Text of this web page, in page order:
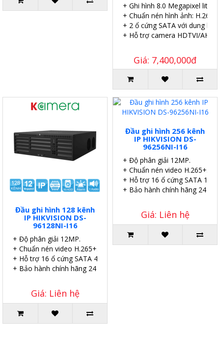
+ Ghi hình 8.0 Megapixel lite 8
+ Chuẩn nén hình ảnh: H.265
+ 2 ổ cứng SATA với dung
+ Hỗ trợ camera HDTVI/AHD/
Giá: 7,400,000đ
Đầu ghi hình 128 kênh
IP HIKVISION DS-
96128NI-I16
+ Độ phân giải 12MP.
+ Chuẩn nén video H.265+.
+ Hỗ trợ 16 ổ cứng SATA 4TB.
+ Bảo hành chính hãng 24 tháng.
Giá: Liên hệ
Đầu ghi hình 256 kênh
IP HIKVISION DS-
96256NI-I16
+ Độ phân giải 12MP.
+ Chuẩn nén video H.265+.
+ Hỗ trợ 16 ổ cứng SATA
+ Bảo hành chính hãng 24
Giá: Liên hệ